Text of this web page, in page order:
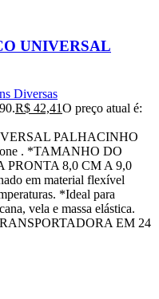
UNIVERSAL
Diversas
R$ 42,41O preço atual é:
PALHACINHO
. *TAMANHO DO
PRONTA 8,0 CM A 9,0
em material flexível
*Ideal para
vela e massa elástica.
EM 24